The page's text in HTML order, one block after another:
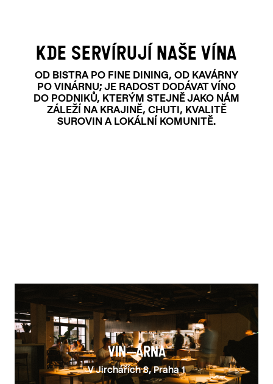
KDE SERVÍRUJÍ NAŠE VÍNA
OD BISTRA PO FINE DINING, OD KAVÁRNY
PO VINÁRNU; JE RADOST DODÁVAT VÍNO
DO PODNIKŮ, KTERÝM STEJNĚ JAKO NÁM
ZÁLEŽÍ NA KRAJINĚ, CHUTI, KVALITĚ
SUROVIN A LOKÁLNÍ KOMUNITĚ.
VIN—ARNA
V Jirchářích 8, Praha 1